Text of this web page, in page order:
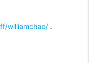
williamchao/ .